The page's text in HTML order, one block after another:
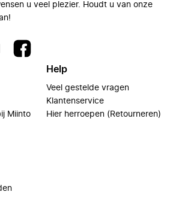
u veel plezier. Houdt u van onze
Miinto
Help
Veel gestelde vragen
Klantenservice
Hier herroepen (Retourneren)